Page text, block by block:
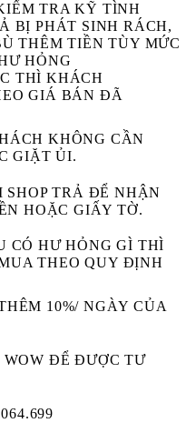
TRA KỸ TÌNH
BỊ PHÁT SINH RÁCH,
THÊM TIỀN TÙY MỨC
HỎNG
THÌ KHÁCH
GIÁ BÁN ĐÃ
KHÔNG CẦN
GIẶT ỦI.
TRẢ ĐỂ NHẬN
HOẶC GIẤY TỜ.
CÓ HƯ HỎNG GÌ THÌ
THEO QUY ĐỊNH
10%/ NGÀY CỦA
ĐỂ ĐƯỢC TƯ